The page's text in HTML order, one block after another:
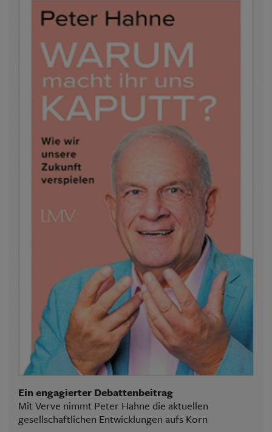
Ein engagierter Debattenbeitrag
Mit Verve nimmt Peter Hahne die aktuellen
gesellschaftlichen Entwicklungen aufs Korn